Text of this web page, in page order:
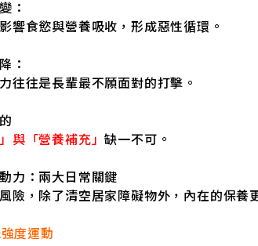
：
響食慾與營養吸收，形成惡性循環。
：
往往是長輩最不願面對的打擊。
與「營養補充」缺一不可。
力：兩大日常關鍵
險，除了清空居家障礙物外，內在的保養
度運動